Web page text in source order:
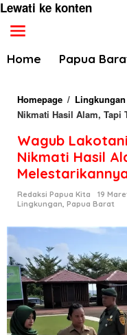
Lewati ke konten
Home Papua
Homepage / Lingkungan
Nikmati Hasil Alam, Tapi
Wagub
Nikmati Hasil
Redaksi Papua Kita
19
Lingkungan, Papua Barat